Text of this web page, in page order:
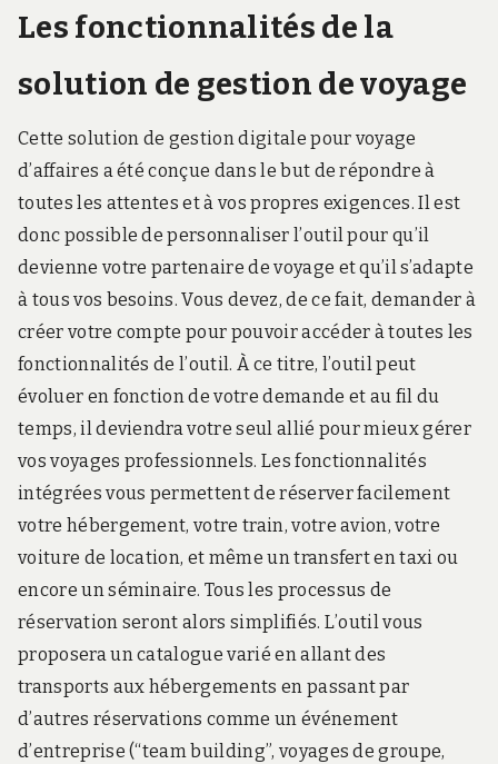
Les fonctionnalités de la
solution de gestion de voyage
Cette solution de gestion digitale pour voyage
d’affaires a été conçue dans le but de répondre à
toutes les attentes et à vos propres exigences. Il est
donc possible de personnaliser l’outil pour qu’il
devienne votre partenaire de voyage et qu’il s’adapte
à tous vos besoins. Vous devez, de ce fait, demander à
créer votre compte pour pouvoir accéder à toutes les
fonctionnalités de l’outil. À ce titre, l’outil peut
évoluer en fonction de votre demande et au fil du
temps, il deviendra votre seul allié pour mieux gérer
vos voyages professionnels. Les fonctionnalités
intégrées vous permettent de réserver facilement
votre hébergement, votre train, votre avion, votre
voiture de location, et même un transfert en taxi ou
encore un séminaire. Tous les processus de
réservation seront alors simplifiés. L’outil vous
proposera un catalogue varié en allant des
transports aux hébergements en passant par
d’autres réservations comme un événement
d’entreprise (“team building”, voyages de groupe,